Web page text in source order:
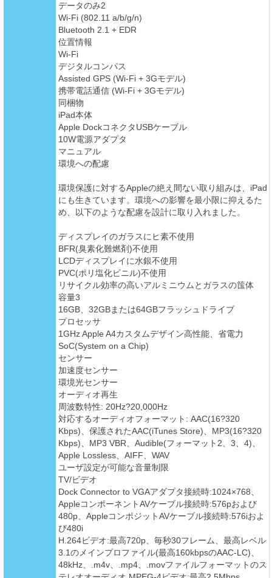
データのみ2
Wi-Fi (802.11 a/b/g/n)
Bluetooth 2.1 + EDR
位置情報
Wi-Fi
デジタルコンパス
Assisted GPS (Wi-Fi + 3Gモデル)
携帯電話通信 (Wi-Fi + 3Gモデル)
同梱物
iPad本体
Apple DockコネクタUSBケーブル
10W電源アダプタ
マニュアル
環境への配慮
環境保護に対するAppleの絶え間ない取り組みは、iPad
にも生きています。環境への影響を最小限に抑えるた
め、以下のような配慮を設計に取り入れました。
ディスプレイのガラスにヒ素不使用
BFR(臭素化難燃剤)不使用
LCDディスプレイに水銀不使用
PVC(ポリ塩化ビニル)不使用
リサイクル効率の高いアルミニウムとガラスの筺体
容量3
16GB、32GBまたは64GBフラッシュドライブ
プロセッサ
1GHz Apple A4カスタムデザイン高性能、省電力
SoC(System on a Chip)
センサー
加速度センサー
環境光センサー
オーディオ再生
周波数特性: 20Hz?20,000Hz
対応するオーディオフォーマット: AAC(16?320
Kbps)、保護されたAAC(iTunes Store)、MP3(16?320
Kbps)、MP3 VBR、Audible(フォーマット2、3、4)、
Apple Lossless、AIFF、WAV
ユーザ設定が可能な音量制限
TV/ビデオ
Dock Connector to VGAアダプタ接続時:1024×768、
AppleコンポーネントAVケーブル接続時:576pおよび
480p、AppleコンポジットAVケーブル接続時:576iおよ
び480i
H.264ビデオ:最高720p、毎秒30フレーム、最高レベル
3.1のメインプロファイル(最高160kbpsのAAC-LC)、
48kHz、.m4v、.mp4、.movファイルフォーマットのス